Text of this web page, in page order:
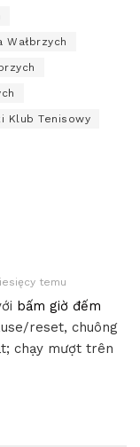
Wałbrzych
Klub Tenisowy
temu
bấm giờ đếm
reset, chuông
chạy mượt trên